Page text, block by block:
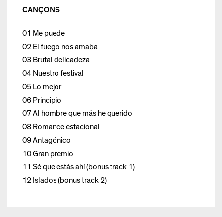
CANÇONS
01 Me puede
02 El fuego nos amaba
03 Brutal delicadeza
04 Nuestro festival
05 Lo mejor
06 Principio
07 Al hombre que más he querido
08 Romance estacional
09 Antagónico
10 Gran premio
11 Sé que estás ahí (bonus track 1)
12 Islados (bonus track 2)